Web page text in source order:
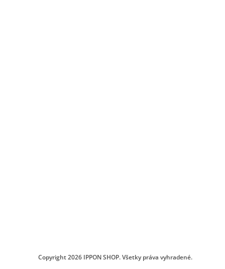
Copyright 2026 IPPON SHOP. Všetky práva vyhradené.